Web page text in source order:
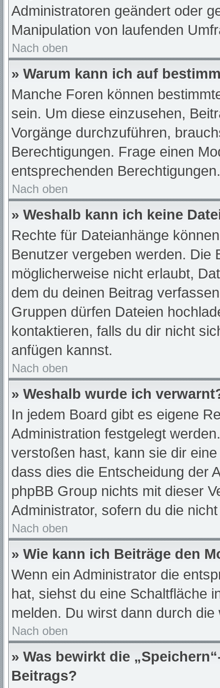
Administratoren geändert oder
Manipulation von laufenden
Nach oben
» Warum kann ich auf
Manche Foren können
sein. Um diese einzusehen,
Vorgänge durchzuführen,
Berechtigungen. Frage einen
entsprechenden Berechtigungen.
Nach oben
» Weshalb kann ich keine
Rechte für Dateianhänge
Benutzer vergeben werden. Die
möglicherweise nicht erlaubt,
dem du deinen Beitrag
Gruppen dürfen Dateien
kontaktieren, falls du dir nicht
anfügen kannst.
Nach oben
» Weshalb wurde ich
In jedem Board gibt es eigene
Administration festgelegt
verstoßen hast, kann sie dir
dass dies die Entscheidung der
phpBB Group nichts mit dieser
Administrator, sofern du die
Nach oben
» Wie kann ich Beiträge den
Wenn ein Administrator die
hat, siehst du eine Schaltfläche
melden. Du wirst dann durch
Nach oben
» Was bewirkt die
Beitrags?